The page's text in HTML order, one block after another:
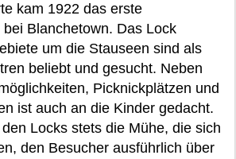
kam 1922 das erste
Blanchetown. Das Lock
um die Stauseen sind als
beliebt und gesucht. Neben
Picknickplätzen und
ist auch an die Kinder gedacht.
Locks stets die Mühe, die sich
den Besucher ausführlich über